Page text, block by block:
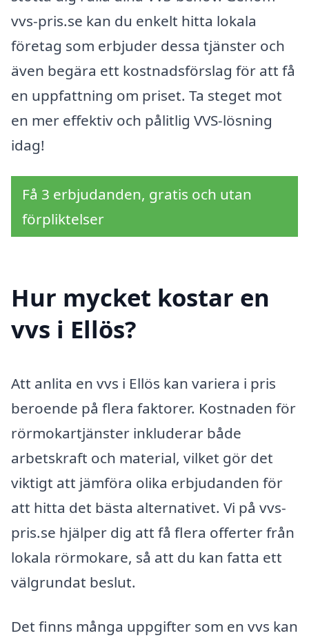
vvs-pris.se kan du enkelt hitta lokala
företag som erbjuder dessa tjänster och
även begära ett kostnadsförslag för att få
en uppfattning om priset. Ta steget mot
en mer effektiv och pålitlig VVS-lösning
idag!
Få 3 erbjudanden, gratis och utan
förpliktelser
Hur mycket kostar en
vvs i Ellös?
Att anlita en vvs i Ellös kan variera i pris
beroende på flera faktorer. Kostnaden för
rörmokartjänster inkluderar både
arbetskraft och material, vilket gör det
viktigt att jämföra olika erbjudanden för
att hitta det bästa alternativet. Vi på vvs-
pris.se hjälper dig att få flera offerter från
lokala rörmokare, så att du kan fatta ett
välgrundat beslut.
Det finns många uppgifter som en vvs kan